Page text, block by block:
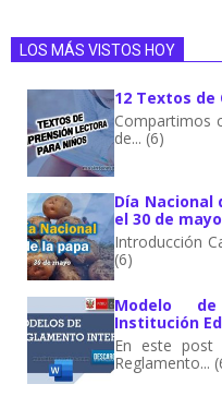
LOS MÁS VISTOS HOY
12 Textos
Compartimos
de... (6)
Día Nacional
el 30 de
Introducción
(6)
Modelo
Institución
En este post
Reglamento...